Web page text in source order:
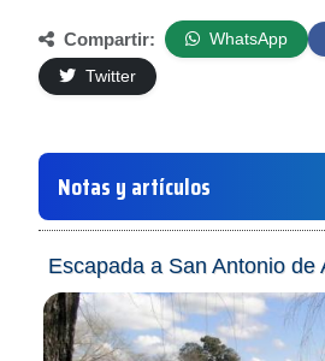
Compartir: WhatsApp
Twitter
Notas y artículos
Escapada a San Antonio de